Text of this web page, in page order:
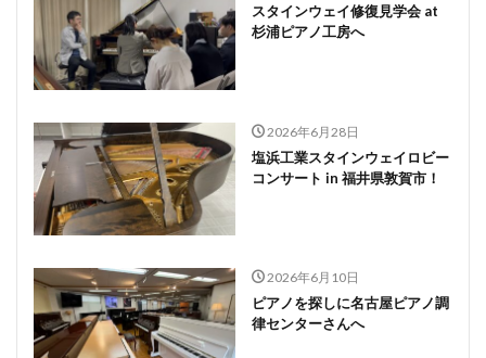
スタインウェイ修復見学会 at
杉浦ピアノ工房へ
2026年6月28日
塩浜工業スタインウェイロビー
コンサート in 福井県敦賀市！
2026年6月10日
ピアノを探しに名古屋ピアノ調
律センターさんへ